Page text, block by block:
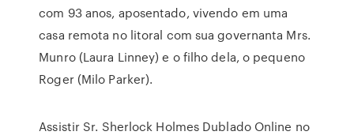
com 93 anos, aposentado, vivendo em uma
casa remota no litoral com sua governanta Mrs.
Munro (Laura Linney) e o filho dela, o pequeno
Roger (Milo Parker).
Assistir Sr. Sherlock Holmes Dublado Online no